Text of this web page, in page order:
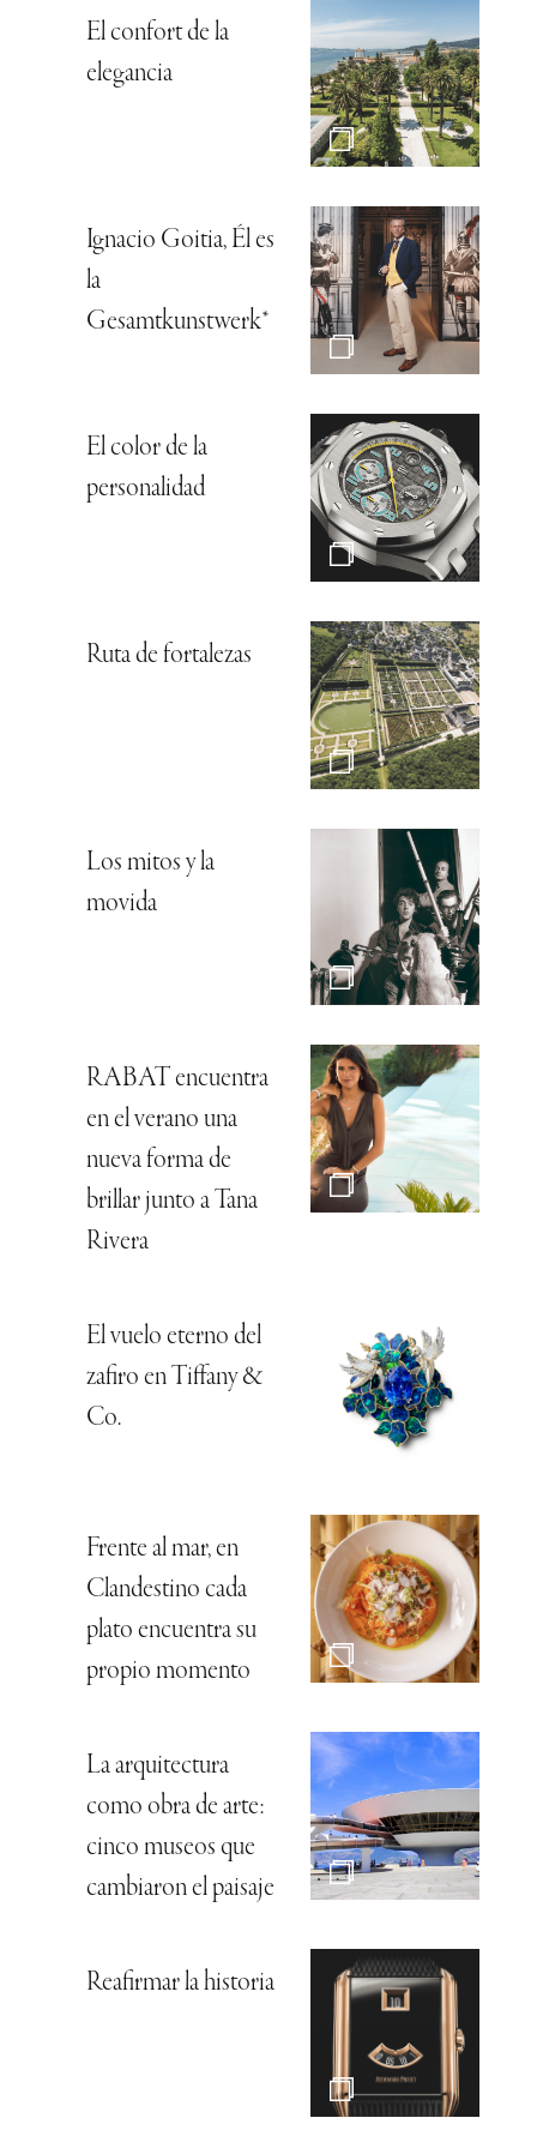
El confort de la
elegancia
Ignacio Goitia, Él es
la
Gesamtkunstwerk*
El color de la
personalidad
Ruta de fortalezas
Los mitos y la
movida
RABAT encuentra
en el verano una
nueva forma de
brillar junto a Tana
Rivera
El vuelo eterno del
zafiro en Tiffany &
Co.
Frente al mar, en
Clandestino cada
plato encuentra su
propio momento
La arquitectura
como obra de arte:
cinco museos que
cambiaron el paisaje
Reafirmar la historia